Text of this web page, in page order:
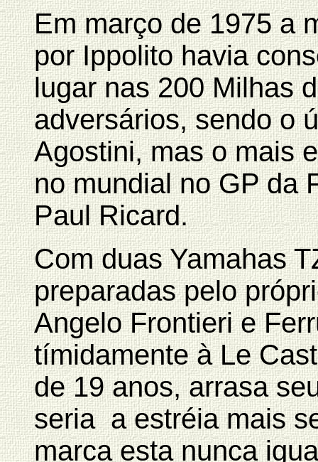
Em março de 1975 a
por Ippolito havia
lugar nas 200 Milhas
adversários, sendo o
Agostini, mas o mais
no mundial no GP da
Paul Ricard.
Com duas Yamahas
preparadas pelo
Angelo Frontieri e
tímidamente à Le
de 19 anos, arrasa
seria a estréia mais
marca esta nunca